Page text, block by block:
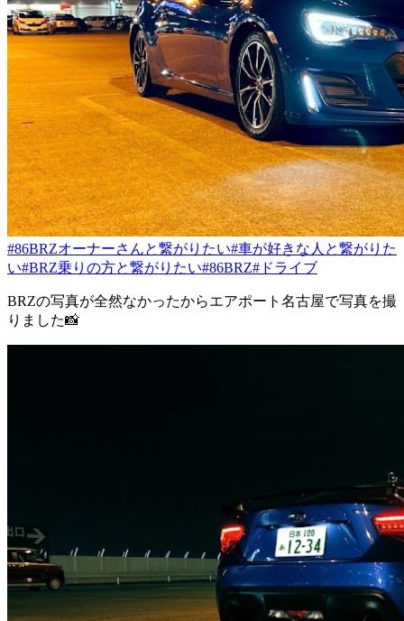
#86BRZオーナーさんと繋がりたい#車が好きな人と繋がりた
い#BRZ乗りの方と繋がりたい#86BRZ#ドライブ
BRZの写真が全然なかったからエアポート名古屋で写真を撮
りました📸